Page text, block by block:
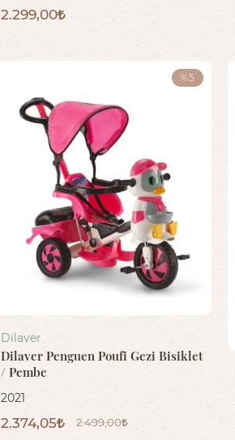
2.299,00
Dilaver
Dilaver Penguen Poufi Gezi Bisiklet
/ Pembe
2021
2.374,05 2.499,00
%5